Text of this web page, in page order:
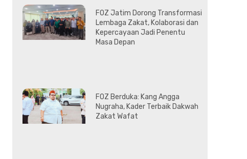
FOZ Jatim Dorong Transformasi
Lembaga Zakat, Kolaborasi dan
Kepercayaan Jadi Penentu
Masa Depan
FOZ Berduka: Kang Angga
Nugraha, Kader Terbaik Dakwah
Zakat Wafat